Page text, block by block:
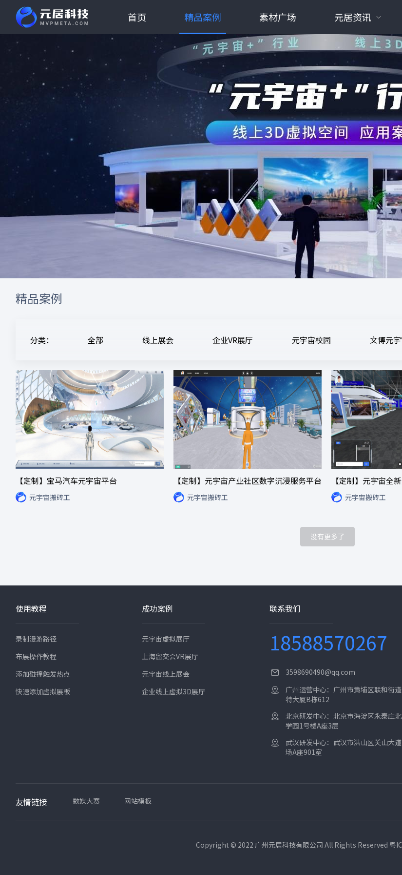
首页 精品案例 素材广场 元居资讯
精品案例
分类： 全部 线上展会 企业VR展厅 元宇宙校园 文博元
【定制】宝马汽车元宇宙平台
元宇宙搬砖工
【定制】元宇宙产业社区数字沉浸服务平台
元宇宙搬砖工
【定制】元宇宙全
元宇宙搬砖工
没有更多了
使用教程
录制漫游路径
布展操作教程
添加碰撞触发热点
快速添加虚拟展板
成功案例
元宇宙虚拟展厅
上海留交会VR展厅
元宇宙线上展会
企业线上虚拟3D展厅
联系我们
18588570267
3598690490@qq.com
广州运营中心：广州市黄埔区联和街
特大厦B栋612
北京研发中心：北京市海淀区永泰庄
学园1号楼A座3层
武汉研发中心：武汉市洪山区关山大
场A座901室
友情链接 数媒大赛 网站模板
Copyright © 2022 广州元居科技有限公司 All Rights Reserved 粤